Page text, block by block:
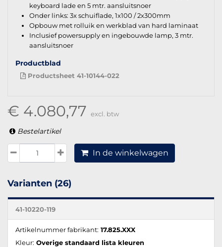
keyboard lade en 5 mtr. aansluitsnoer
Onder links: 3x schuiflade, 1x100 / 2x300mm
Opbouw met rolluik en werkblad van hard laminaat
Inclusief powersupply en ingebouwde lamp, 3 mtr.
aansluitsnoer
Productblad
Productsheet 41-10144-022
€ 4.080,77 excl. btw
Bestelartikel
In de winkelwagen
Varianten (26)
41-10220-119
Artikelnummer fabrikant: 17.825.XXX
Kleur: Overige standaard lista kleuren